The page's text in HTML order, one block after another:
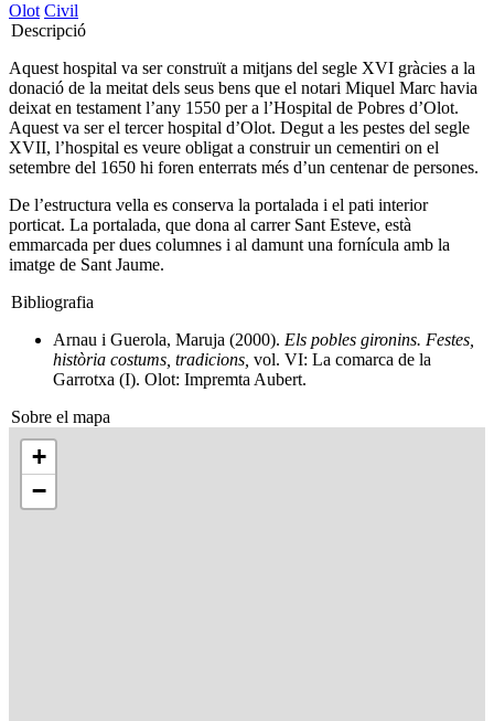
Olot Civil
Descripció
Aquest hospital va ser construït a mitjans del segle XVI gràcies a la
donació de la meitat dels seus bens que el notari Miquel Marc havia
deixat en testament l’any 1550 per a l’Hospital de Pobres d’Olot.
Aquest va ser el tercer hospital d’Olot. Degut a les pestes del segle
XVII, l’hospital es veure obligat a construir un cementiri on el
setembre del 1650 hi foren enterrats més d’un centenar de persones.
De l’estructura vella es conserva la portalada i el pati interior
porticat. La portalada, que dona al carrer Sant Esteve, està
emmarcada per dues columnes i al damunt una fornícula amb la
imatge de Sant Jaume.
Bibliografia
Arnau i Guerola, Maruja (2000). Els pobles gironins. Festes,
història costums, tradicions, vol. VI: La comarca de la
Garrotxa (I). Olot: Impremta Aubert.
Sobre el mapa
+
−